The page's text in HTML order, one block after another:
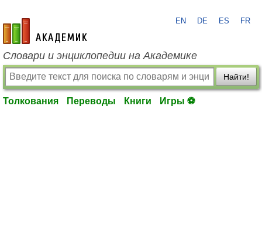
academic.ru
EN DE ES FR
Словари и энциклопедии на Академике
Найти!
Толкования Переводы Книги Игры ⚽